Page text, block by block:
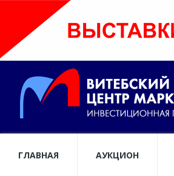
ГЛАВНАЯ АУКЦИОН